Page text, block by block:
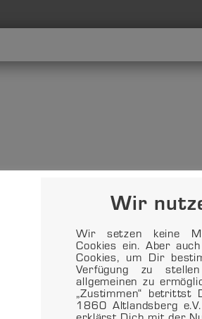
Wir
Wir setzen keine
Cookies ein. Aber
Cookies, um Dir
Verfügung zu
allgemeinen zu
„Zustimmen“ betrittst
1860 Altlandsberg